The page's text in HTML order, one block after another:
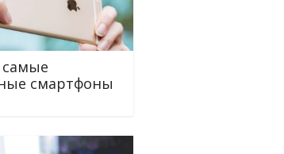
смартфоны